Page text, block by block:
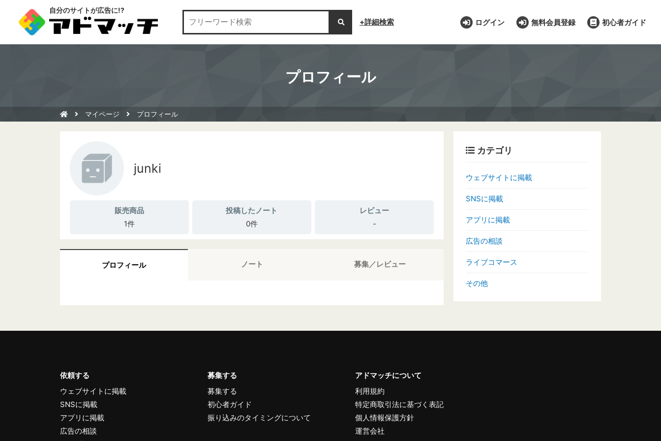
自分のサイトが広告に!?
+詳細検索 ログイン 無料会員登録 初心者ガイド
プロフィール
マイページ プロフィール
junki
販売商品
1件
投稿したノート
0件
レビュー
-
プロフィール ノート 募集／レビュー
カテゴリ
ウェブサイトに掲載
SNSに掲載
アプリに掲載
広告の相談
ライブコマース
その他
依頼する
ウェブサイトに掲載
SNSに掲載
アプリに掲載
広告の相談
募集する
募集する
初心者ガイド
振り込みのタイミングについて
アドマッチについて
利用規約
特定商取引法に基づく表記
個人情報保護方針
運営会社